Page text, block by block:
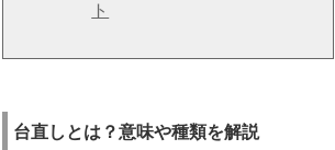
ト
台直しとは？意味や種類を解説